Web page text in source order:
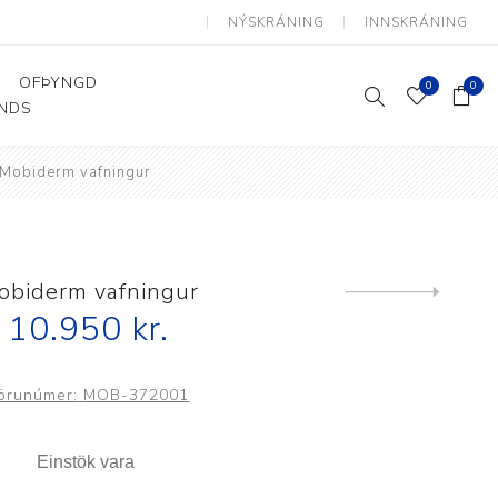
NÝSKRÁNING INNSKRÁNING
Þjálfun og endurhæfing Hjálpartæki
Smáhjálpartæki
Vinnuborð og sérhæfðir
OFÞYNGD
0 0
Mobiderm vafningur
vafningur
10.950 kr.
MOB-372001
Einstök vara